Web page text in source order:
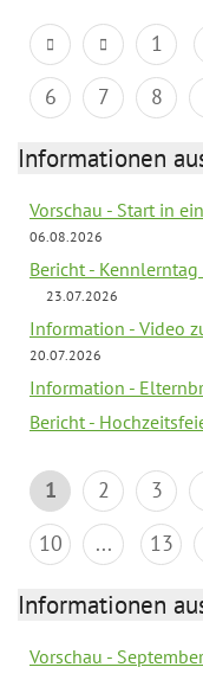
1
6
7 8
Informationen
Vorschau - Start in
06.08.2026
Bericht -
23.07.2026
Information - Video
20.07.2026
Information -
Bericht -
1 2 3
10
... 13
Informationen
Vorschau -